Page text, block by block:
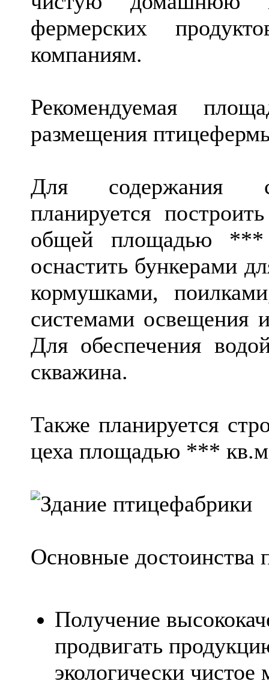
фермерских
компаниям.
Рекомендуемая
размещения
Для содержания
планируется
общей площадью ***
оснастить бункерами
кормушками,
системами освещения
Для обеспечения
скважина.
Также планируется
цеха площадью ***
Основные достоинства
Получение
продвигать
экологически чистое